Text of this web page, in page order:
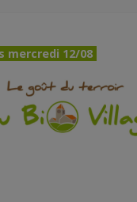
mercredi 12/08